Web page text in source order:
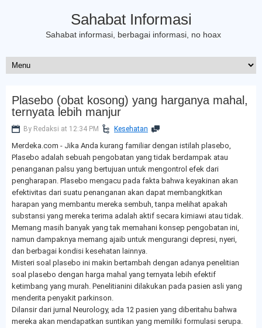
Sahabat Informasi
Sahabat informasi, berbagai informasi, no hoax
Plasebo (obat kosong) yang harganya mahal,
ternyata lebih manjur
By Redaksi at 12:34 PM Kesehatan
Merdeka.com - Jika Anda kurang familiar dengan istilah plasebo,
Plasebo adalah sebuah pengobatan yang tidak berdampak atau
penanganan palsu yang bertujuan untuk mengontrol efek dari
pengharapan. Plasebo mengacu pada fakta bahwa keyakinan akan
efektivitas dari suatu penanganan akan dapat membangkitkan
harapan yang membantu mereka sembuh, tanpa melihat apakah
substansi yang mereka terima adalah aktif secara kimiawi atau tidak.
Memang masih banyak yang tak memahani konsep pengobatan ini,
namun dampaknya memang ajaib untuk mengurangi depresi, nyeri,
dan berbagai kondisi kesehatan lainnya.
Misteri soal plasebo ini makin bertambah dengan adanya penelitian
soal plasebo dengan harga mahal yang ternyata lebih efektif
ketimbang yang murah. Penelitianini dilakukan pada pasien asli yang
menderita penyakit parkinson.
Dilansir dari jurnal Neurology, ada 12 pasien yang diberitahu bahwa
mereka akan mendapatkan suntikan yang memiliki formulasi serupa.